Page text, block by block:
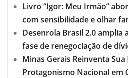
Livro “Igor: Meu Irmão”
com sensibilidade e olhar
Desenrola Brasil 2.0 amplia
fase de renegociação de
Minas Gerais Reinventa
Protagonismo Nacional em